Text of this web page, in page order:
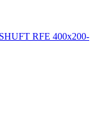
RFE 400х200-